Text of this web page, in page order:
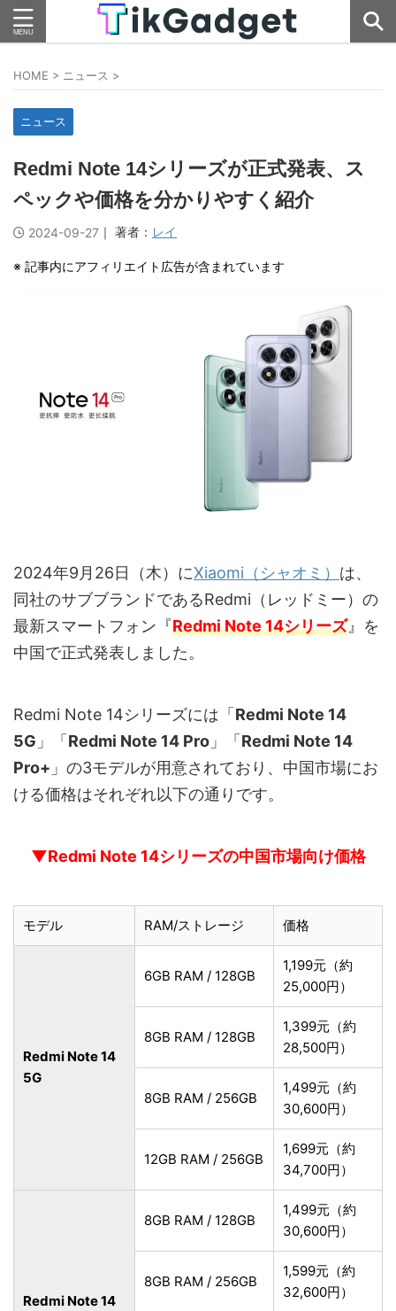
HOME > ニュース >
ニュース
Redmi Note 14シリーズが正式発表、ス
ペックや価格を分かりやすく紹介
2024-09-27 ｜ 著者： レイ
※ 記事内にアフィリエイト広告が含まれています
2024年9月26日（木）にXiaomi（シャオミ） は、
同社のサブブランドであるRedmi（レッドミー）の
最新スマートフォン『Redmi Note 14シリーズ』を
中国で正式発表しました。
Redmi Note 14シリーズには「 Redmi Note 14
5G 」「 Redmi Note 14 Pro 」「 Redmi Note 14
Pro+ 」の3モデルが用意されており、中国市場にお
ける価格はそれぞれ以下の通りです。
▼Redmi Note 14シリーズの中国市場向け価格
モデル RAM/ストレージ 価格
Redmi Note 14
5G
6GB RAM / 128GB
1,199元（約
25,000円）
8GB RAM / 128GB
1,399元（約
28,500円）
8GB RAM / 256GB
1,499元（約
30,600円）
12GB RAM / 256GB
1,699元（約
34,700円）
Redmi Note 14
8GB RAM / 128GB
1,499元（約
30,600円）
8GB RAM / 256GB
1,599元（約
32,600円）